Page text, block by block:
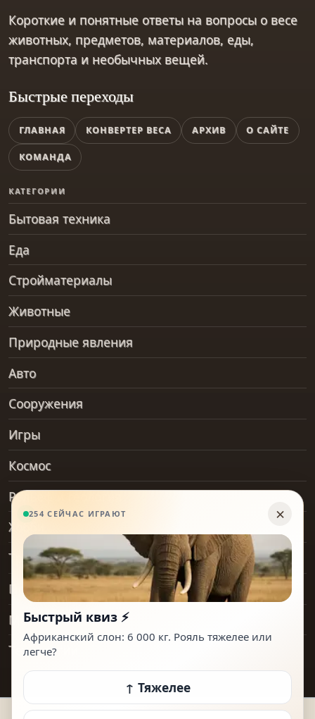
Быстрые переходы
ГЛАВНАЯ КОНВЕРТЕР ВЕСА АРХИВ О САЙТЕ
КОМАНДА
КАТЕГОРИИ
Бытовая техника
Еда
Стройматериалы
Животные
Природные явления
Авто
Сооружения
Игры
Космос
Рельеф и геология
Хобби
Транспорт
Предметы
Места
Технологии
Короткие и понятные ответы на вопросы о весе
животных, предметов, материалов, еды,
транспорта и необычных вещей.